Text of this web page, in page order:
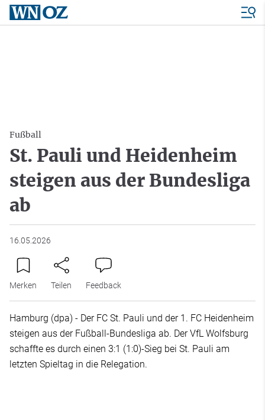
Fußball
St. Pauli und Heidenheim
steigen aus der Bundesliga
ab
16.05.2026
Merken Teilen Feedback
Hamburg (dpa) - Der FC St. Pauli und der 1. FC Heidenheim
steigen aus der Fußball-Bundesliga ab. Der VfL Wolfsburg
schaffte es durch einen 3:1 (1:0)-Sieg bei St. Pauli am
letzten Spieltag in die Relegation.